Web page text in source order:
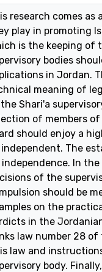
research comes
play in promoting
is the keeping of
bodies
in Jordan.
meaning of
Shari'a
of members of
should enjoy a
independent. The
In
of the
should be
on the
in the
law number 28
law and
body.